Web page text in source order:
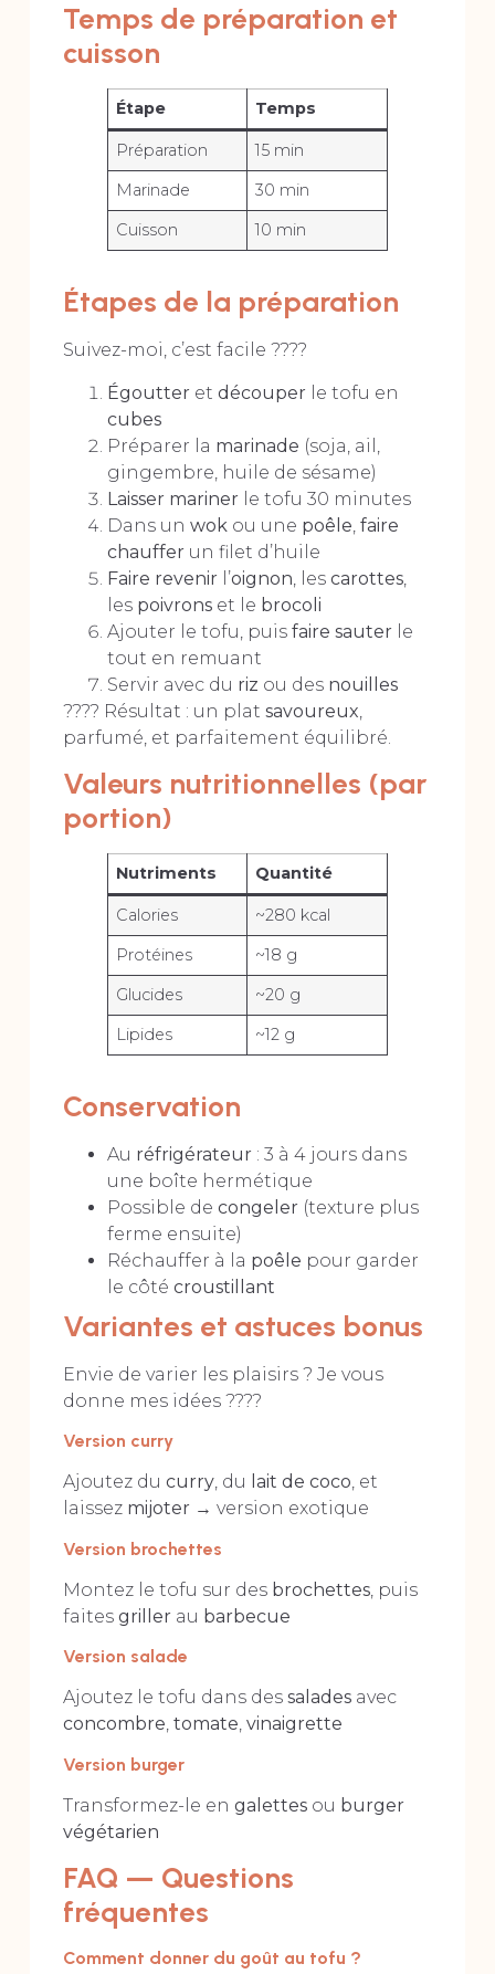
Temps de préparation et
cuisson
Étape Temps
Préparation
15 min
Marinade
30 min
Cuisson
10 min
Étapes de la préparation
Suivez-moi, c’est facile ????
Égoutter et découper le tofu en
cubes
Préparer la marinade (soja, ail,
gingembre, huile de sésame)
Laisser mariner le tofu 30 minutes
Dans un wok ou une poêle faire
chauffer un filet d’huile
Faire revenir l’oignon , les carottes,
les poivronset le brocoli
Ajouter le tofu, puis faire sauter le
tout en remuant
Servir avec du riz ou des nouilles
???? Résultat : un plat savoureux
parfumé, et parfaitement équilibré.
Valeurs nutritionnelles (par
portion)
Nutriments Quantité
Calories
~280 kcal
Protéines
~18 g
Glucides
~20 g
Lipides
~12 g
Conservation
Au réfrigérateur : 3 à 4 jours dans
une boîte hermétique
Possible de congeler (texture plus
ferme ensuite)
Réchauffer à la poêle pour garder
le côté croustillant
Variantes et astuces bonus
Envie de varier les plaisirs ? Je vous
donne mes idées ????
Version curry
Ajoutez du curry, du lait de coco, et
laissez mijoter → version exotique
Version brochettes
Montez le tofu sur des brochettes, puis
faites griller au barbecue
Version salade
Ajoutez le tofu dans des saladesavec
concombre, tomate, vinaigrette
Version burger
Transformez-le en galettesou burger
végétarien
FAQ — Questions
fréquentes
Comment donner du goût au tofu ?